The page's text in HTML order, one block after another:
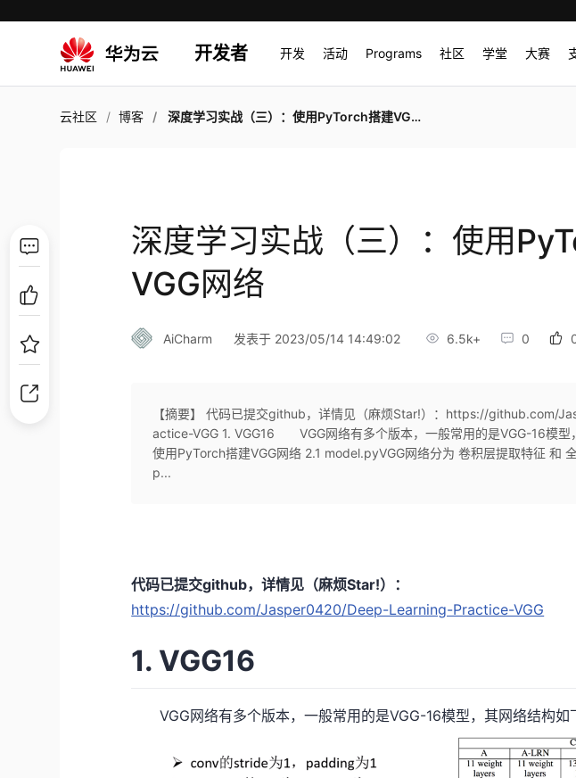
开发者 开发 活动 Programs 社区 学堂 大赛
云社区 博客 深度学习实战（三）：使用PyTorch搭建VGG网络
深度学习实战（三）：使用
VGG网络
AiCharm 发表于 2023/05/14 14:49:02 6.5k+ 0
【摘要】 代码已提交github，详情见（麻烦Star!）：https://github.com/
actice-VGG 1. VGG16 VGG网络有多个版本，一般常用的是VGG-16模型
使用PyTorch搭建VGG网络 2.1 model.pyVGG网络分为 卷积层提取特征 和
p...
代码已提交github，详情见（麻烦Star!）：
https://github.com/Jasper0420/Deep-Learning-Practice-VGG
1. VGG16
VGG网络有多个版本，一般常用的是VGG-16模型，其网络结构如